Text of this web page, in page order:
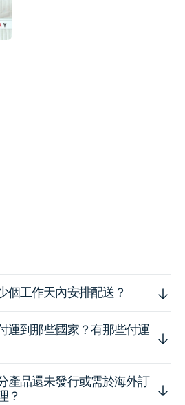
個工作天內安排配送？
運到那些國家？有那些付運
產品還未發行或需於海外訂
？